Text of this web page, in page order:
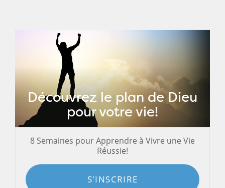
Découvrez le plan de Dieu
pour votre vie!
8 Semaines pour Apprendre à Vivre une Vie
Réussie!
S'INSCRIRE